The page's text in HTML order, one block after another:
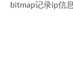
bitmap记录ip信